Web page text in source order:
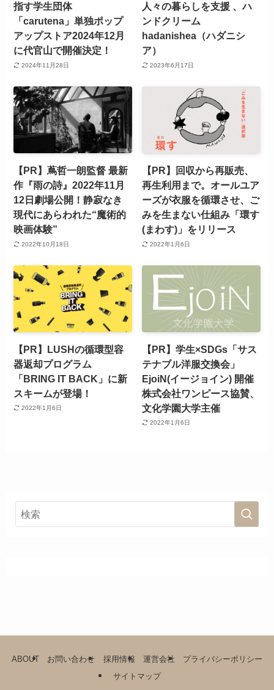
指す学⽣団体
「carutena」単独ポップ
アップストア2024年12月
に代官山で開催決定！
2024年11月28日
人々の暮らしを支援 、ハ
ンドクリーム
hadanishea（ハダニシ
ア）
2023年6月17日
【PR】蔦哲一朗監督 最新
作『雨の詩』2022年11月
12日劇場公開！静寂なき
現代にあらわれた“魔術的
映画体験”
2022年10月18日
【PR】回収から再販売、
再生利用まで。オールユア
ーズが衣服を循環させ、ご
みを生まない仕組み「環す
(まわす)」をリリース
2022年1月6日
【PR】LUSHの循環型容
器返却プログラム
「BRING IT BACK」に新
スキームが登場！
2022年1月6日
【PR】学生×SDGs「サス
テナブル洋服交換会」
EjoiN(イージョイン) 開催
株式会社ワンピース協賛、
文化学園大学主催
2022年1月6日
ABOUT お問い合わせ 採用情報 運営会社
プライバシーポリシー
サイトマップ